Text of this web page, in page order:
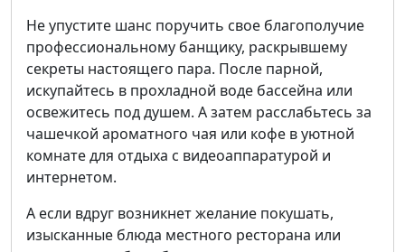
Не упустите шанс поручить свое благополучие
профессиональному банщику, раскрывшему
секреты настоящего пара. После парной,
искупайтесь в прохладной воде бассейна или
освежитесь под душем. А затем расслабьтесь за
чашечкой ароматного чая или кофе в уютной
комнате для отдыха с видеоаппаратурой и
интернетом.
А если вдруг возникнет желание покушать,
изысканные блюда местного ресторана или